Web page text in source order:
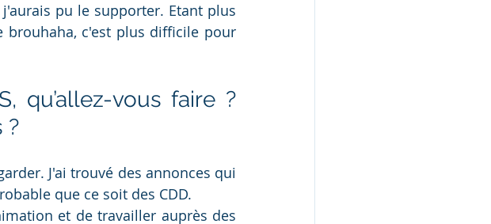
pu le supporter. Etant plus
brouhaha, c'est plus difficile pour
qu’allez-vous faire ?
?
J'ai trouvé des annonces qui
que ce soit des CDD.
et de travailler auprès des